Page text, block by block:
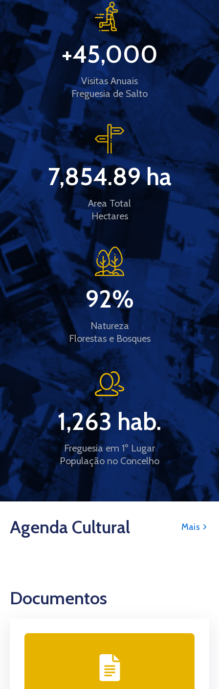
Visitas Anuais
Freguesia de Salto
+45,000
Area Total
Hectares
7,854.89 ha
Natureza
Florestas e Bosques
92%
Freguesia em 1º Lugar
População no Concelho
1,263 hab.
Agenda Cultural Mais
Documentos